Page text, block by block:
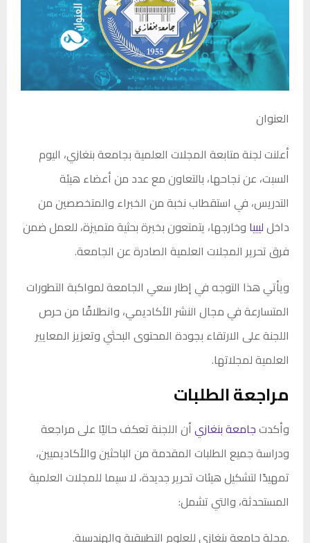
العنوان
أعلنت لجنة متابعة المجلات العلمية بجامعة بنغازي، اليوم
السبت، عن نجاحها، بالتعاون مع عدد من أعضاء هيئة
التدريس، في استقطاب نخبة من الخبراء والمتخصصين من
داخلليبيا وخارجها، يتمتعون بخبرة بحثية متميزة، للعمل ضمن
فرق تحرير المجلات العلمية الصادرة عن الجامعة.
ويأتي هذا التوجه في إطار سعي الجامعة لمواكبة التطورات
المتسارعة في مجال النشر الأكاديمي، وانطلاقًا من حرص
اللجنة على الارتقاء بجودة المحتوى البحثي وتعزيز المعايير
العلمية لمجلاتها.
مراجعة الطلبات
وأكدتجامعة بنغازيأن اللجنة تعكف حاليًا على مراجعة
ودراسة جميع الطلبات المقدمة من الباحثين والأكاديميين،
تمهيدًا لتشكيل هيئات تحرير جديدة، لا سيما للمجلات العلمية
المستحدثة، والتي تشمل:
.مجلة جامعة بنغازي للعلوم التطبيقية والهندسية.